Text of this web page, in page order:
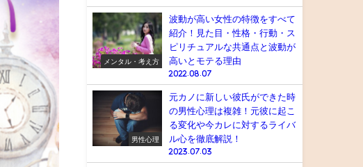
メンタル・考え方
波動が高い女性の特徴をすべて
紹介！見た目・性格・行動・ス
ピリチュアルな共通点と波動が
高いとモテる理由
2022.08.07
男性心理
元カノに新しい彼氏ができた時
の男性心理は複雑！元彼に起こ
る変化や今カレに対するライバ
ル心を徹底解説！
2023.07.03